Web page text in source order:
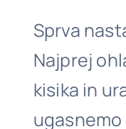
Sprva
Najprej
kisika in